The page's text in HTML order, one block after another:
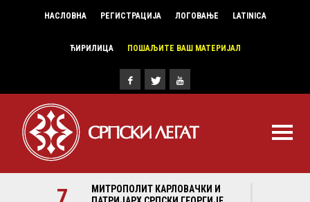
НАСЛОВНА РЕГИСТРАЦИЈА ЛОГОВАЊЕ LATINICA
ЋИРИЛИЦА ПОШАЉИТЕ ВАШ МАТЕРИЈАЛ
7
МИТРОПОЛИТ КАРЛОВАЧКИ И